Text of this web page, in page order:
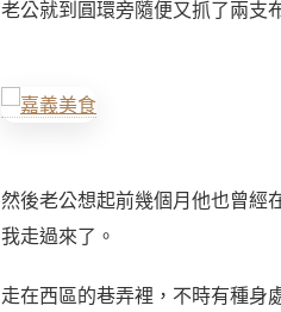
老公就到圓環旁隨便又抓了兩支
然後老公想起前幾個月他也曾經
我走過來了。
走在西區的巷弄裡，不時有種身